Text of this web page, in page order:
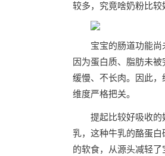
较多，究竟啥奶粉比较
宝宝的肠道功能
因为蛋白质、脂肪未
缓慢、不长肉。因此，
维度严格把关。
提起比较好吸收
乳，这种牛乳的酪蛋
的软食，从源头减轻